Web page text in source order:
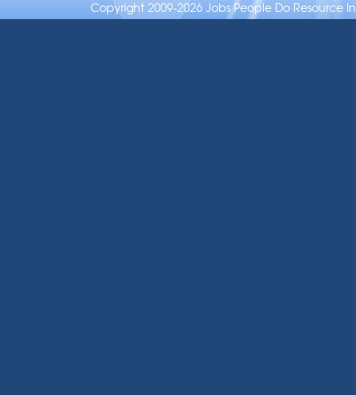
Copyright 2009-2026 Jobs People Do Resource